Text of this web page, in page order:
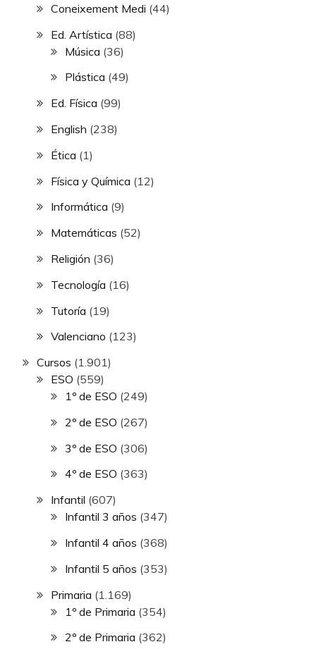
Coneixement Medi (44)
Ed. Artística (88)
Música (36)
Plástica (49)
Ed. Física (99)
English (238)
Ética (1)
Física y Química (12)
Informática (9)
Matemáticas (52)
Religión (36)
Tecnología (16)
Tutoría (19)
Valenciano (123)
Cursos (1.901)
ESO (559)
1º de ESO (249)
2º de ESO (267)
3º de ESO (306)
4º de ESO (363)
Infantil (607)
Infantil 3 años (347)
Infantil 4 años (368)
Infantil 5 años (353)
Primaria (1.169)
1º de Primaria (354)
2º de Primaria (362)